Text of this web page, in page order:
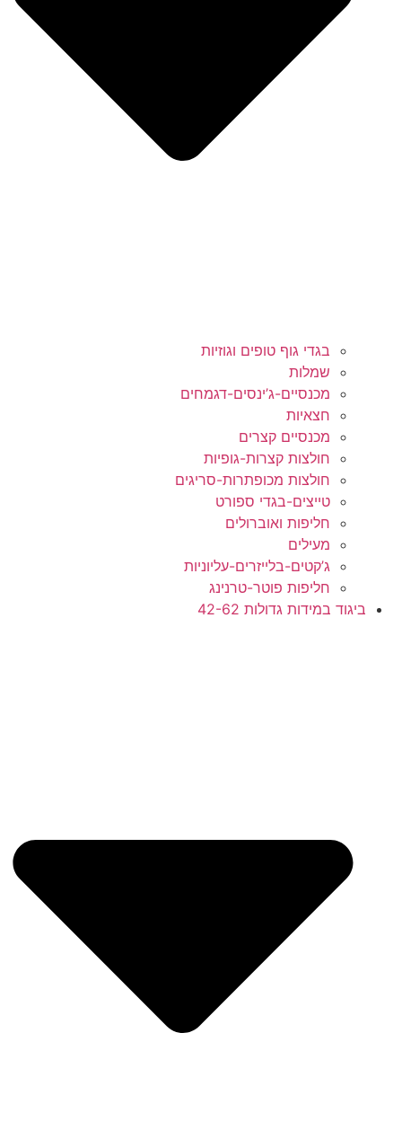
בגדי גוף טופים וגוזיות
שמלות
מכנסיים-ג’ינסים-דגמחים
חצאיות
מכנסיים קצרים
חולצות קצרות-גופיות
חולצות מכופתרות-סריגים
טייצים-בגדי ספורט
חליפות ואוברולים
מעילים
ג’קטים-בלייזרים-עליוניות
חליפות פוטר-טרנינג
במידות גדולות 42-62